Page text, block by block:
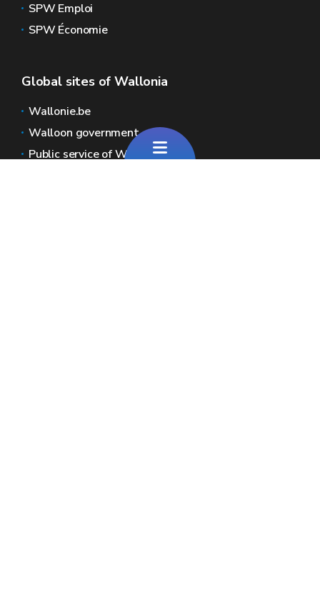
SPW Emploi
SPW Économie
Global sites of Wallonia
Wallonie.be
Walloon government
Public service of Wallonia